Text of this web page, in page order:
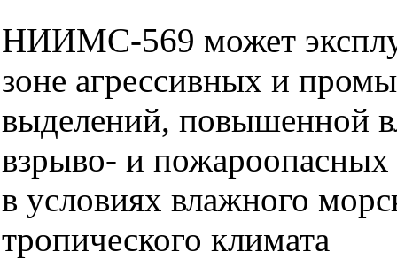
НИИМС-569 может
зоне агрессивных и
выделений, повышенной
взрыво- и пожароопасных
в условиях влажного
тропического климата